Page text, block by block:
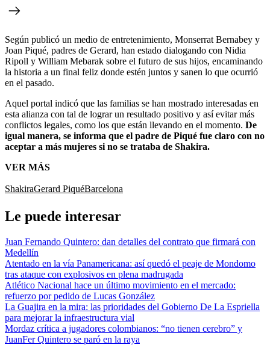
Según publicó un medio de entretenimiento, Monserrat Bernabey y
Joan Piqué, padres de Gerard, han estado dialogando con Nidia
Ripoll y William Mebarak sobre el futuro de sus hijos, encaminando
la historia a un final feliz donde estén juntos y sanen lo que ocurrió
en el pasado.
Aquel portal indicó que las familias se han mostrado interesadas en
esta alianza con tal de lograr un resultado positivo y así evitar más
conflictos legales, como los que están llevando en el momento. De
igual manera, se informa que el padre de Piqué fue claro con no
aceptar a más mujeres si no se trataba de Shakira.
VER MÁS
ShakiraGerard PiquéBarcelona
Le puede interesar
Juan Fernando Quintero: dan detalles del contrato que firmará con
Medellín
Atentado en la vía Panamericana: así quedó el peaje de Mondomo
tras ataque con explosivos en plena madrugada
Atlético Nacional hace un último movimiento en el mercado:
refuerzo por pedido de Lucas González
La Guajira en la mira: las prioridades del Gobierno De La Espriella
para mejorar la infraestructura vial
Mordaz crítica a jugadores colombianos: “no tienen cerebro” y
JuanFer Quintero se paró en la raya